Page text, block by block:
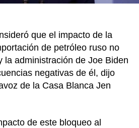
que el impacto de la
de petróleo ruso no
la administración de Joe Biden
negativas de él, dijo
de la Casa Blanca Jen
de este bloqueo al